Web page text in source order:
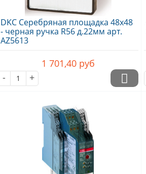
DKC Серебряная площадка 48х48
- черная ручка R56 д.22мм арт.
AZ5613
1 701,40 руб
-
+